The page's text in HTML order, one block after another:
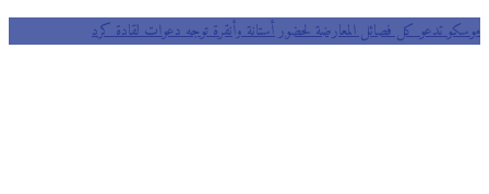
موسكو تدعو كل فصائل المعارضة لحضور أستانة وأنقرة توجه دعوات لقادة كرد